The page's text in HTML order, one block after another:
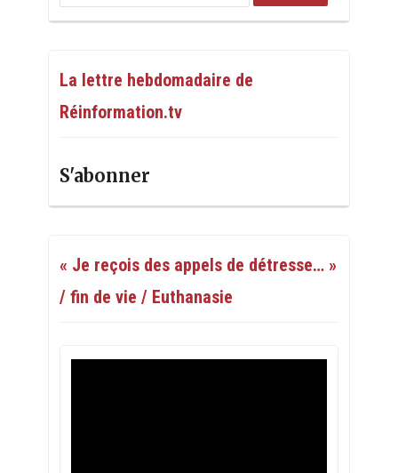
La lettre hebdomadaire de
Réinformation.tv
S'abonner
« Je reçois des appels de détresse… »
/ fin de vie / Euthanasie